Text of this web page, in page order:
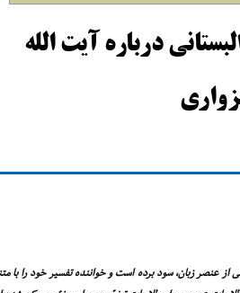
درباره آیت الله
از عنصر زبان، سود برده است و خواننده تفسیر خود را با